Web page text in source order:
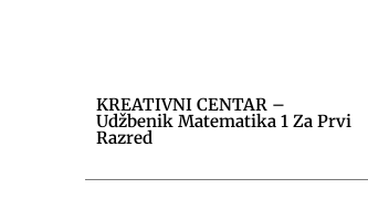
KREATIVNI CENTAR –
Udžbenik Matematika 1 Za Prvi
Razred